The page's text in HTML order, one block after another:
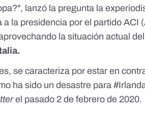
lanzó la pregunta la
a la presidencia por el partido ACI
la situación actual
se caracteriza por estar en
ha sido un desastre para
el pasado 2 de febrero de 2020.